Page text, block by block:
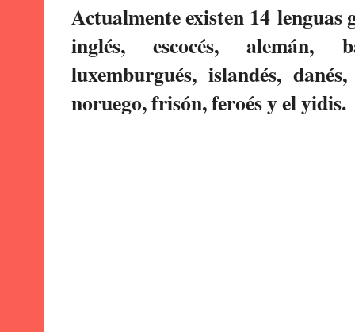
Actualmente existen 14 lenguas
inglés, escocés, alemán,
luxemburgués, islandés,
noruego, frisón, feroés y el yidis.